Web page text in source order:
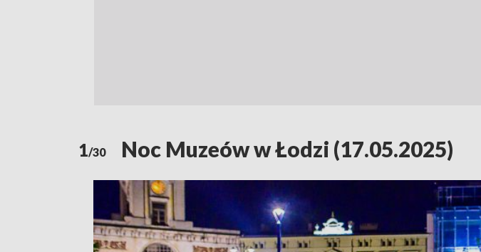
1/30 Noc Muzeów w Łodzi (17.05.2025)